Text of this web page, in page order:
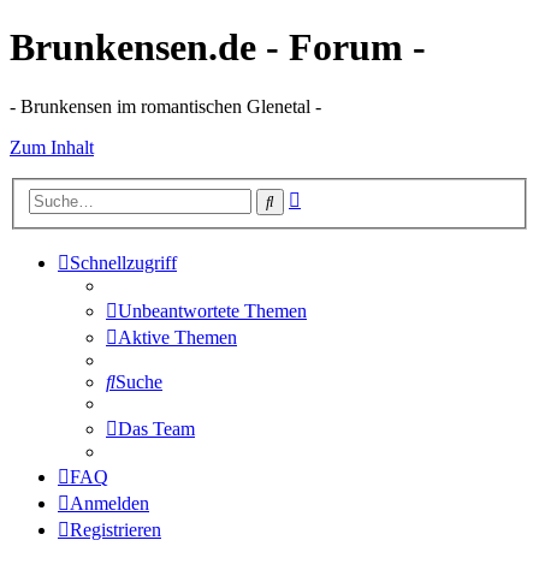
Brunkensen.de - Forum -
- Brunkensen im romantischen Glenetal -
Zum Inhalt
Suche
Schnellzugriff
Unbeantwortete Themen
Aktive Themen
Suche
Das Team
FAQ
Anmelden
Registrieren